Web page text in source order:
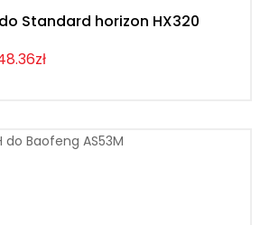
Standard horizon HX320